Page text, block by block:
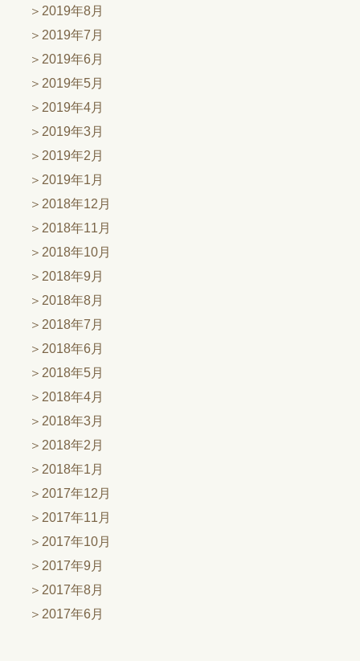
2019年8月
2019年7月
2019年6月
2019年5月
2019年4月
2019年3月
2019年2月
2019年1月
2018年12月
2018年11月
2018年10月
2018年9月
2018年8月
2018年7月
2018年6月
2018年5月
2018年4月
2018年3月
2018年2月
2018年1月
2017年12月
2017年11月
2017年10月
2017年9月
2017年8月
2017年6月